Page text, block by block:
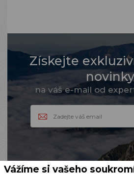
Získejte
novinky
na váš e-mail od
Vážíme si vašeho